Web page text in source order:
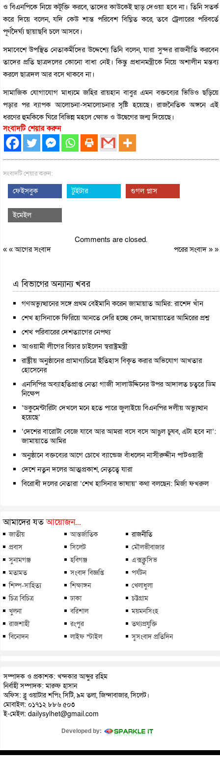
ও বিএনপিকে নিয়ে কটূক্তি করবে, তাদের কাউকেই ছাড় দেওয়া হবে না। তিনি সতর্ক
করে দিয়ে বলেন, যদি কেউ শান্ত পরিবেশ বিঘ্নিত করে, তবে ট্রেলারের পরিবর্তে
পূর্ণদৈর্ঘ্য ছায়াছবি চলে আসবে।
সমাবেশে উপস্থিত নেতাকর্মীদের উদ্দেশ্যে তিনি বলেন, যারা সুন্দর রাজনীতি করবেন
তাদের প্রতি ছাত্রদলের কোনো বাধা নেই। কিন্তু প্রধানমন্ত্রীকে নিয়ে অশালীন মন্তব্য
করলে ছাত্রদল আর বসে থাকবে না।
সামাজিক যোগাযোগ মাধ্যমে জহির রায়হান বাবুর এমন বক্তব্যের ভিডিও ছড়িয়ে
পড়ার পর ব্যাপক আলোচনা-সমালোচনার সৃষ্টি হয়েছে। রাজনৈতিক অঙ্গনে এই
ধরণের হুমকিকে ঘিরে বিভিন্ন মহলে ক্ষোভ ও উদ্বেগের জন্ম দিয়েছে।
সংবাদটি শেয়ার করুন
সংবাদটি শেয়ার করুন:
ফেইসবুক টুইটার গুগল প্লাস
ইমেইল
Comments are closed.
« «আগের সংবাদ পরের সংবাদ» »
এ বিভাগের অন্যান্য খবর
গণঅভ্যুত্থানের সঙ্গে প্রথম বেইমানি করেন জামায়াত আমির: রাশেদ খাঁন
শেখ হাসিনাকে ফিরিয়ে আনতে দেরি হচ্ছে কেন, জামায়াতের আমিরের প্রশ্ন
শেখ পরিবারের দেশত্যাগের নেপথ্য
আওয়ামী লীগের বিচার চাইলেন স্বরাষ্ট্রমন্ত্রী
রাষ্ট্রীয় অনুষ্ঠানের প্রামাণ্যচিত্রে ইতিহাস বিকৃত করার অভিযোগ আখতার
হোসেনের
এনসিপির অব্যাহতিপ্রাপ্ত নেতা গাজী সালাউদ্দিনের উপর আদালত চত্বরে ডিম
নিক্ষেপ
‘ডকুমেন্টারিটা দেখলে মনে হতে পারে জুলাইয়ে বিএনপির দলীয় অভ্যুত্থান
হয়েছে’
‘দেশের বারোটা বেজে যাবে আর আমরা বসে বসে আঙুল চুষব, এটা হবে না’:
জামায়াতে আমির
অনুষ্ঠানে বক্তব্যের আগে চোখে ব্যান্ডেজ বাঁধলেন নাসীরুদ্দীন পাটওয়ারী
দেশে নতুন দলের আত্মপ্রকাশ, নেতৃত্বে যারা
বিরোধী দলের নেতারা ‘শেখ হাসিনার ভাষায়’ কথা বলছেন: মির্জা ফখরুল
আমাদের যতআয়োজন...
জাতীয় আন্তর্জাতিক
রাজনীতি
প্রবাস
সিলেট
মৌলভীবাজার
সুনামগঞ্জ
হবিগঞ্জ
এক্সক্লুসিভ
মতামত
সংবাদ বিজ্ঞপ্তি
পর্যটন
শিল্প-সাহিত্য
শিক্ষাঙ্গন
খেলাধুলা
চিত্র বিচিত্র
ঢাকা
চট্টগ্রাম
খুলনা
বরিশাল
ময়মনসিংহ
রাজশাহী
রংপুর
তথ্যপ্রযুক্তি
বিনোদন
লাইফ স্টাইল সুসংবাদ প্রতিদিন
সম্পাদক ও প্রকাশক: খন্দকার আব্দুর রহিম
নির্বাহী সম্পাদক: মারুফ হাসান
অফিস: ব্লু ওয়াটার শপিং সিটি, ৯ম তলা, জিন্দাবাজার, সিলেট।
মোবাইল: ০১৭১২ ৮৮৬ ৫০৩
ই-মেইল: dailysylhet@gmail.com
Developed by: